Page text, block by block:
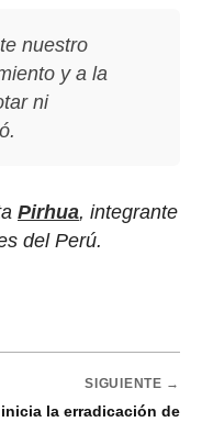
nuestro
y a la
ni
Pirhua, integrante
del Perú.
SIGUIENTE →
inicia la erradicación de